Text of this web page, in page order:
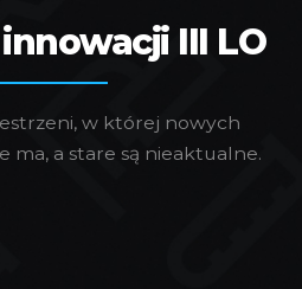
III LO
w której nowych
ma, a stare są nieaktualne.